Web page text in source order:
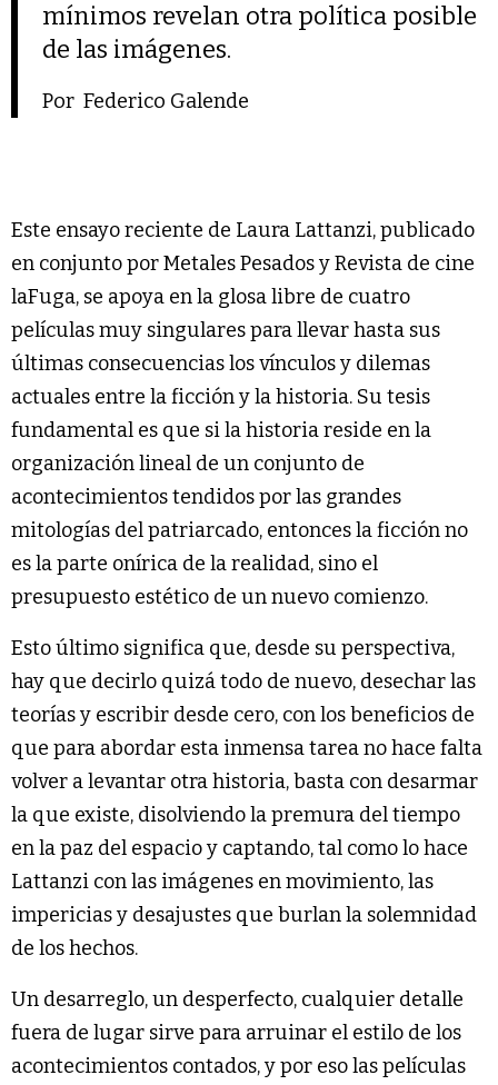
mínimos revelan otra política posible
de las imágenes.
Por Federico Galende
Este ensayo reciente de Laura Lattanzi, publicado
en conjunto por Metales Pesados y Revista de cine
laFuga, se apoya en la glosa libre de cuatro
películas muy singulares para llevar hasta sus
últimas consecuencias los vínculos y dilemas
actuales entre la ficción y la historia. Su tesis
fundamental es que si la historia reside en la
organización lineal de un conjunto de
acontecimientos tendidos por las grandes
mitologías del patriarcado, entonces la ficción no
es la parte onírica de la realidad, sino el
presupuesto estético de un nuevo comienzo.
Esto último significa que, desde su perspectiva,
hay que decirlo quizá todo de nuevo, desechar las
teorías y escribir desde cero, con los beneficios de
que para abordar esta inmensa tarea no hace falta
volver a levantar otra historia, basta con desarmar
la que existe, disolviendo la premura del tiempo
en la paz del espacio y captando, tal como lo hace
Lattanzi con las imágenes en movimiento, las
impericias y desajustes que burlan la solemnidad
de los hechos.
Un desarreglo, un desperfecto, cualquier detalle
fuera de lugar sirve para arruinar el estilo de los
acontecimientos contados, y por eso las películas